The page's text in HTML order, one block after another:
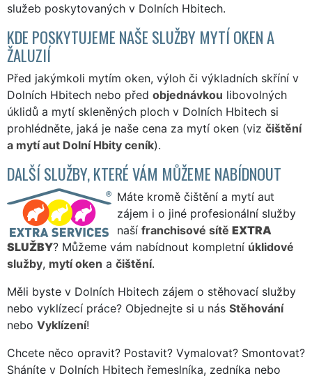
služeb poskytovaných v Dolních Hbitech.
KDE POSKYTUJEME NAŠE SLUŽBY MYTÍ OKEN A
ŽALUZIÍ
Před jakýmkoli mytím oken, výloh či výkladních skříní v
Dolních Hbitech nebo před objednávkou libovolných
úklidů a mytí skleněných ploch v Dolních Hbitech si
prohlédněte, jaká je naše cena za mytí oken (viz čištění
a mytí aut Dolní Hbity ceník).
DALŠÍ SLUŽBY, KTERÉ VÁM MŮŽEME NABÍDNOUT
Máte kromě čištění a mytí aut
zájem i o jiné profesionální služby
naší franchisové sítě EXTRA
SLUŽBY? Můžeme vám nabídnout kompletní úklidové
služby, mytí oken a čištění.
Měli byste v Dolních Hbitech zájem o stěhovací služby
nebo vyklízecí práce? Objednejte si u nás Stěhování
nebo Vyklízení!
Chcete něco opravit? Postavit? Vymalovat? Smontovat?
Sháníte v Dolních Hbitech řemeslníka, zedníka nebo